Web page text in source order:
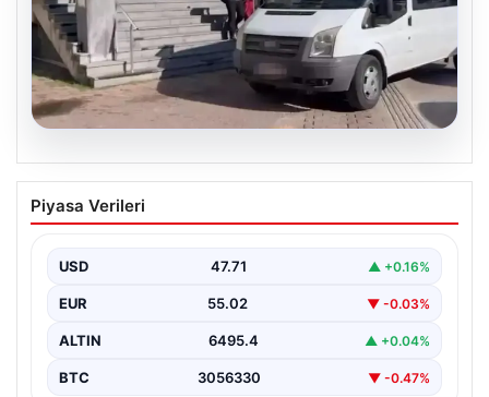
05.08.2026
Kayseri’de Çok Sayıda Evi Soyan
Hırsızlar Yakalandı ve Tutuklandı
şehir genelinde gerçekleştirilen geniş çaplı
operasyonlar neticesinde toplamda…
Piyasa Verileri
USD 47.71 ▲ +0.16%
EUR 55.02 ▼ -0.03%
ALTIN 6495.4 ▲ +0.04%
BTC 3056330 ▼ -0.47%